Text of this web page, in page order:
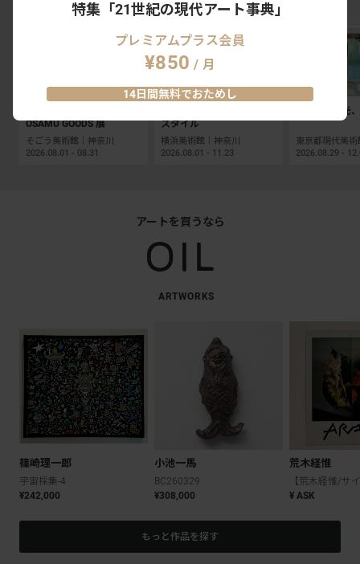
EXHIBITION RANKING TOP5
OSAMU GOODS 展
そごう美術館｜神奈川
2026.08.01 - 08.31
スタイル
横浜美術館｜神奈川
2026.08.01 - 11.23
多田美波―光
2026.08.29 -
アートを買うなら
ARTWORKS
篠崎理一郎
宇宙採集-4
¥242,000
小池一馬
BC260329
¥308,000
荒木経惟
¥ ASK
もっと作品を探す
特集「21世紀の現代アート事典」
プレミアムプラス会員
¥850 / 月
14日間無料でおためし